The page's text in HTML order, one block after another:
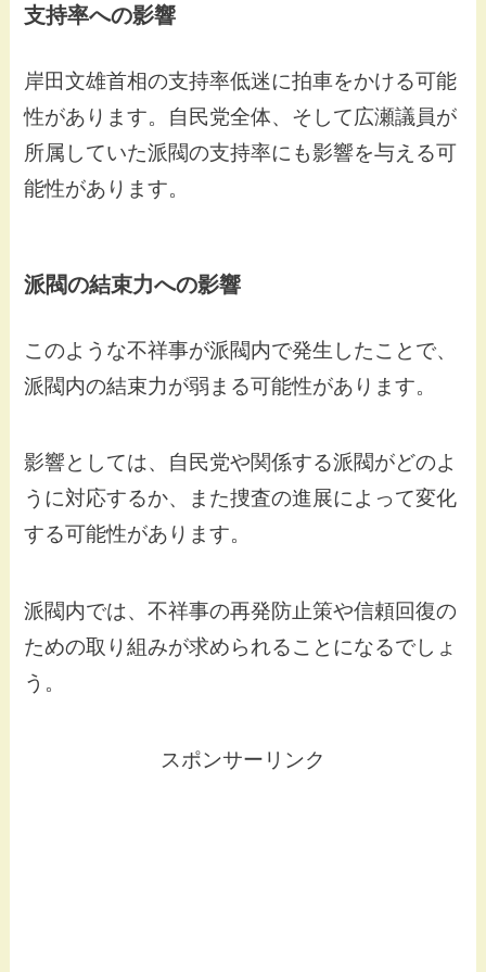
支持率への影響
岸田文雄首相の支持率低迷に拍車をかける可能
性があります。自民党全体、そして広瀬議員が
所属していた派閥の支持率にも影響を与える可
能性があります。
派閥の結束力への影響
このような不祥事が派閥内で発生したことで、
派閥内の結束力が弱まる可能性があります。
影響としては、自民党や関係する派閥がどのよ
うに対応するか、また捜査の進展によって変化
する可能性があります。
派閥内では、不祥事の再発防止策や信頼回復の
ための取り組みが求められることになるでしょ
う。
スポンサーリンク